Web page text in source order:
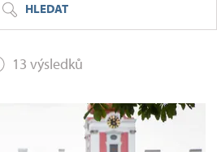
HLEDAT
13 výsledků